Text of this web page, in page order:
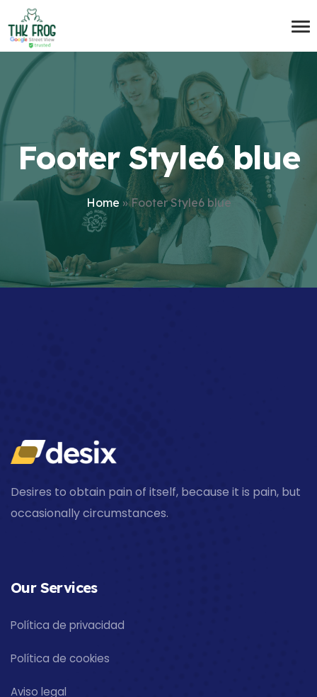
Footer Style6 blue
Home » Footer Style6 blue
Desires to obtain pain of itself, because it is pain, but
occasionally circumstances.
Our Services
Política de privacidad
Política de cookies
Aviso legal